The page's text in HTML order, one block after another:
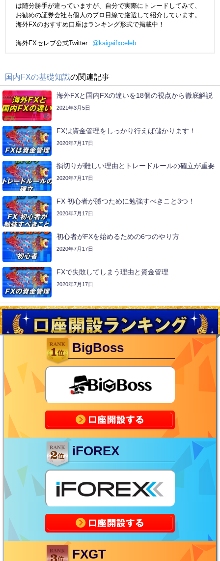
は随分勝手が違っていますが、自分で実際にトレードしてみて、
お勧めの証券会社も個人のプロ目線で厳選して紹介しています。
海外FXのおすすめ口座はランキング形式で掲載中！
海外FXセレブ公式Twitter : @kaigaifxceleb
国内FXの基礎知識の関連記事
海外FXと国内FXの違いを18個の視点から徹底解説
2021年3月5日
FXは資金管理をしっかり行えば儲かります！
2020年7月17日
損切りが難しい理由とトレードルールの確立が重要
2020年7月17日
FX 初心者が勝つために勉強すべきこと3つ！
2020年7月17日
初心者がFXを始めるための6つのやり方
2020年7月17日
FXで失敗してしまう理由と資金管理
2020年7月17日
BigBoss
iFOREX
FXGT